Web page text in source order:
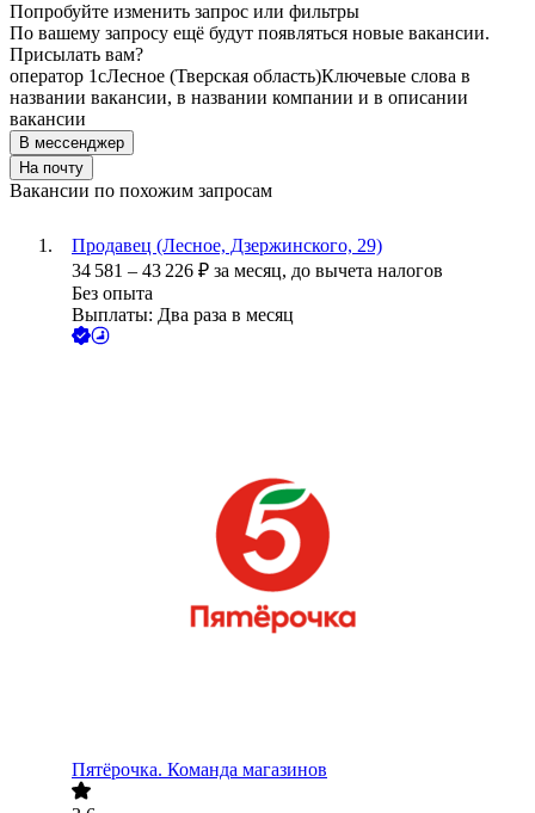
Попробуйте изменить запрос или фильтры
По вашему запросу ещё будут появляться новые вакансии.
Присылать вам?
оператор 1cЛесное (Тверская область)Ключевые слова в
названии вакансии, в названии компании и в описании
вакансии
В мессенджер
На почту
Вакансии по похожим запросам
Продавец (Лесное, Дзержинского, 29)
34 581 – 43 226 ₽ за месяц, до вычета налогов
Без опыта
Выплаты: Два раза в месяц
Пятёрочка. Команда магазинов